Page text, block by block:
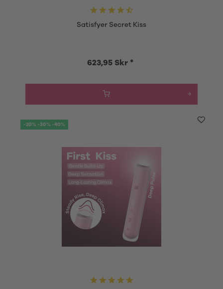
Satisfyer Secret Kiss
623,95 Skr *
-20% -30% -40%